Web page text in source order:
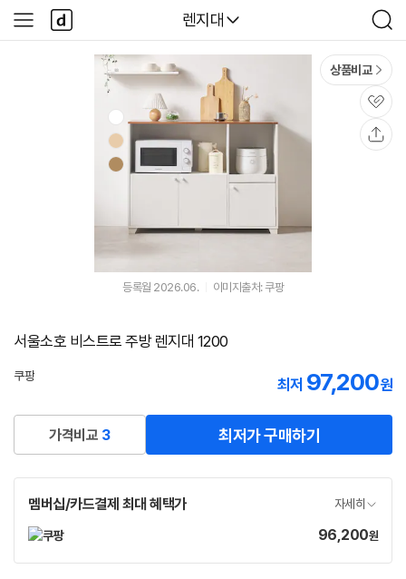
다나와
렌지대
검
색
사
이
다
나
와
상품비교
관
심
등록월 2026.06. 이미지출처: 쿠팡
서울소호 비스트로 주방 렌지대 1200
쿠팡
최저 97,200원
가격비교 3 최저가 구매하기
멤버십/카드결제 최대 혜택가 자세히
가
96,200원